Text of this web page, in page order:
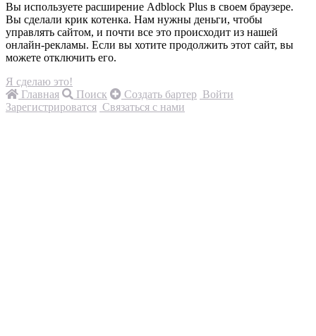
Вы используете расширение Adblock Plus в своем браузере.
Вы сделали крик котенка. Нам нужны деньги, чтобы
управлять сайтом, и почти все это происходит из нашей
онлайн-рекламы. Если вы хотите продолжить этот сайт, вы
можете отключить его.
Я сделаю это!
Главная
Поиск Создать бартер Войти
Зарегистрироватся Связаться с нами